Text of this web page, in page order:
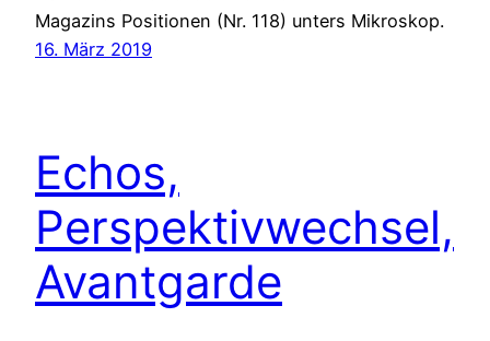
Magazins Positionen (Nr. 118) unters Mikroskop.
16. März 2019
Echos,
Perspektivwechsel,
Avantgarde